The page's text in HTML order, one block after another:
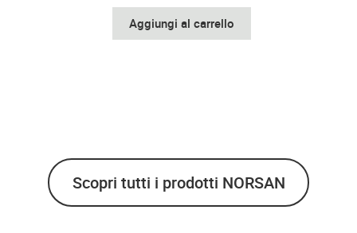
Aggiungi al carrello
Scopri tutti i prodotti NORSAN